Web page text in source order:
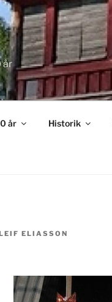
år
år Historik
ELIASSON